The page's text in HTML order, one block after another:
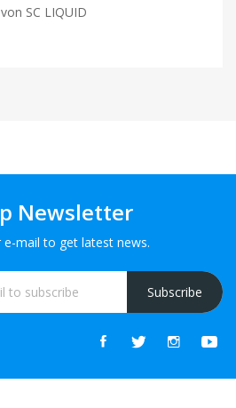
SC LIQUID
Newsletter
e-mail to get latest news.
Subscribe